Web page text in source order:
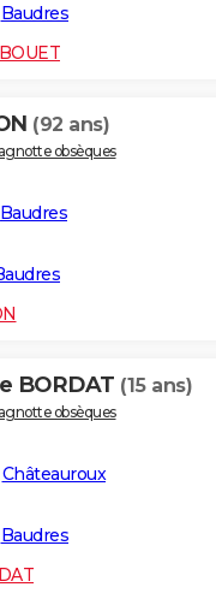
Baudres
(92 ans)
obsèques
Baudres
BORDAT (15 ans)
obsèques
Châteauroux
Baudres